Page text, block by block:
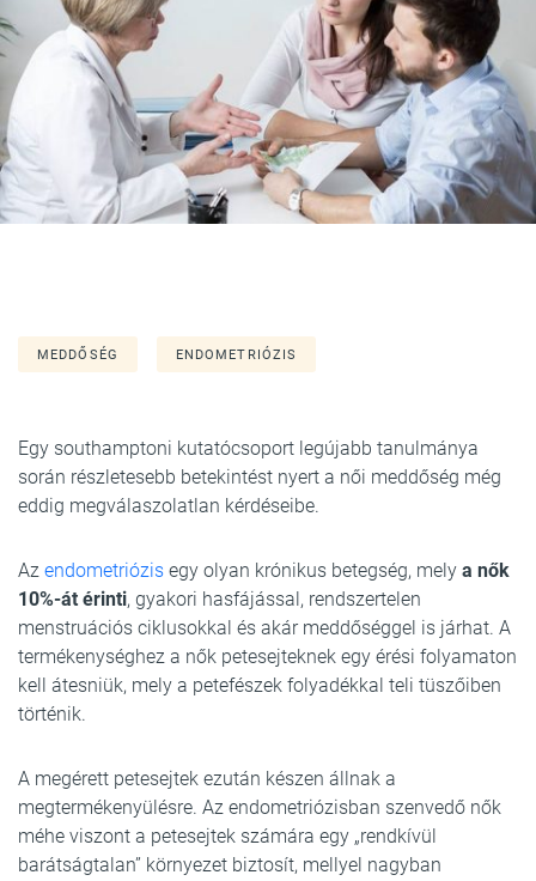
MEDDŐSÉG ENDOMETRIÓZIS
Egy southamptoni kutatócsoport legújabb tanulmánya
során részletesebb betekintést nyert a női meddőség még
eddig megválaszolatlan kérdéseibe.
Az endometriózis egy olyan krónikus betegség, mely a nők
10%-át érinti, gyakori hasfájással, rendszertelen
menstruációs ciklusokkal és akár meddőséggel is járhat. A
termékenységhez a nők petesejteknek egy érési folyamaton
kell átesniük, mely a petefészek folyadékkal teli tüszőiben
történik.
A megérett petesejtek ezután készen állnak a
megtermékenyülésre. Az endometriózisban szenvedő nők
méhe viszont a petesejtek számára egy „rendkívül
barátságtalan” környezet biztosít, mellyel nagyban